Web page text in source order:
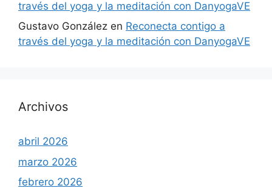
través del yoga y la meditación con DanyogaVE
Gustavo González en Reconecta contigo a
través del yoga y la meditación con DanyogaVE
Archivos
abril 2026
marzo 2026
febrero 2026